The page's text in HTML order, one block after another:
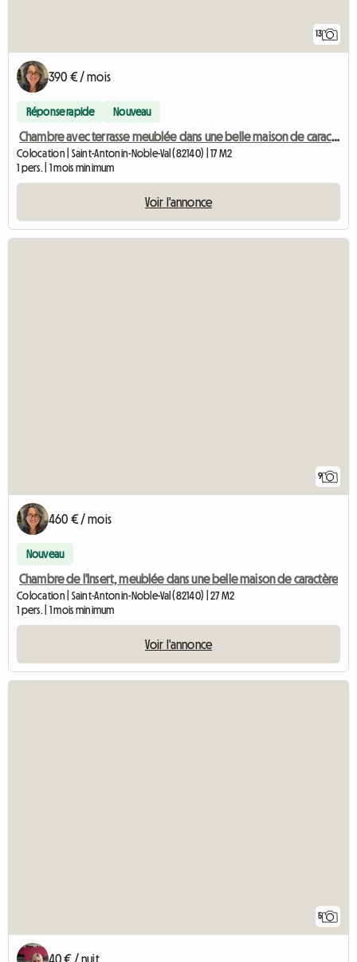
13
390 € / mois
Réponse rapide Nouveau
Chambre avec terrasse meublée dans une belle maison de caractère
Colocation | Saint-Antonin-Noble-Val (82140) | 17 M2
1 pers. | 1 mois minimum
Voir l'annonce
9
460 € / mois
Nouveau
Chambre de l'Insert, meublée dans une belle maison de caractère
Colocation | Saint-Antonin-Noble-Val (82140) | 27 M2
1 pers. | 1 mois minimum
Voir l'annonce
5
40 € / nuit